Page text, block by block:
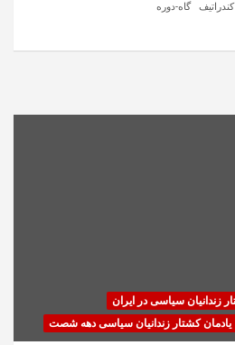
کندراتیف گاه-دوره
زندانیان سیاسی در ایران
یادمان کشتار زندانیان سیاسی دهه شصت